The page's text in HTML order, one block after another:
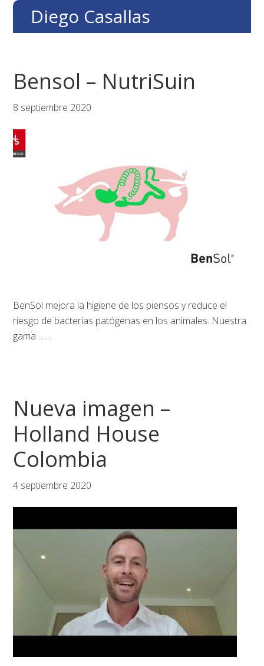
Saltar
Saltar
Saltar
Diego Casallas
Bensol – NutriSuin
8 septiembre 2020
BenSol mejora la higiene de los piensos y reduce el
riesgo de bacterias patógenas en los animales. Nuestra
gama ……
Nueva imagen –
Holland House
Colombia
4 septiembre 2020